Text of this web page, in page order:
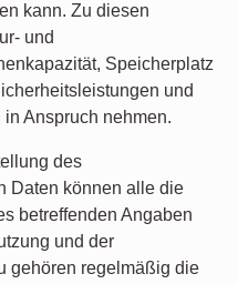
kann. Zu diesen
und
Speicherplatz
und
Anspruch nehmen.
des
Daten können alle die
betreffenden Angaben
und der
gehören regelmäßig die